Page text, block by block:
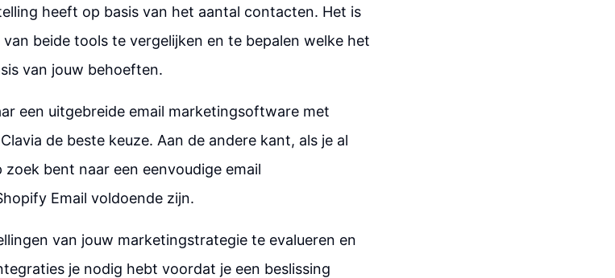
heeft op basis van het aantal contacten. Het is
beide tools te vergelijken en te bepalen welke het
van jouw behoeften.
een uitgebreide email marketingsoftware met
de beste keuze. Aan de andere kant, als je al
bent naar een eenvoudige email
Email voldoende zijn.
van jouw marketingstrategie te evalueren en
je nodig hebt voordat je een beslissing